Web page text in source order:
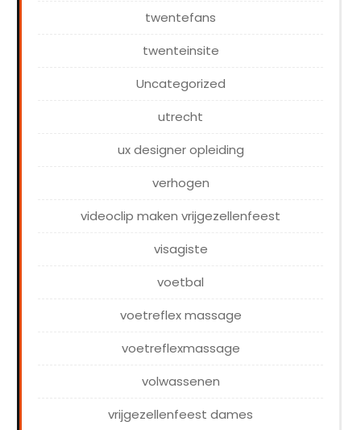
twentefans
twenteinsite
Uncategorized
utrecht
ux designer opleiding
verhogen
videoclip maken vrijgezellenfeest
visagiste
voetbal
voetreflex massage
voetreflexmassage
volwassenen
vrijgezellenfeest dames